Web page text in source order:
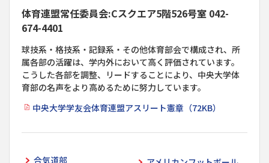
体育連盟常任委員会:Cスクエア5階526号室 042-
674-4401
球技系・格技系・記録系・その他体育部会で構成され、所
属各部の活躍は、学内外において高く評価されています。
こうした各部を調整、リードすることにより、中央大学体
育部の名声をより高めるために努力しています。
中央大学学友会体育連盟アスリート憲章（72KB）
合気道部